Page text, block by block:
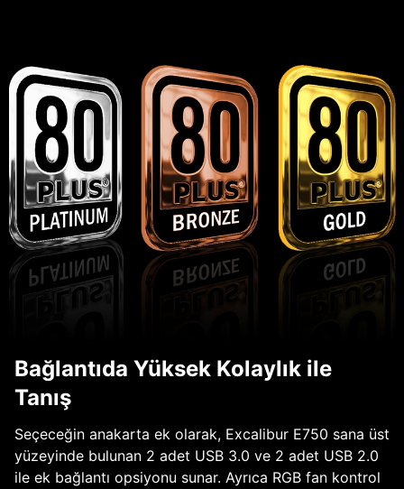
Bağlantıda Yüksek Kolaylık ile
Tanış
Seçeceğin anakarta ek olarak, Excalibur E750 sana üst
yüzeyinde bulunan 2 adet USB 3.0 ve 2 adet USB 2.0
ile ek bağlantı opsiyonu sunar. Ayrıca RGB fan kontrol